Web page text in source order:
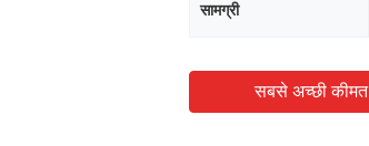
सामग्री
सबसे अच्छी कीमत